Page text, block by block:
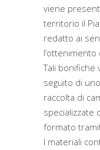
viene
territorio il
redatto ai
Tali bonifiche
seguito di
raccolta di
specializzate
formato
I materiali